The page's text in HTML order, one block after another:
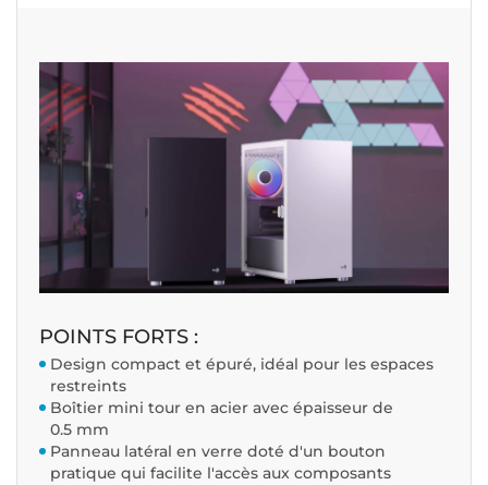
POINTS FORTS :
Design compact et épuré, idéal pour les espaces
restreints
Boîtier mini tour en acier avec épaisseur de
0.5 mm
Panneau latéral en verre doté d'un bouton
pratique qui facilite l'accès aux composants